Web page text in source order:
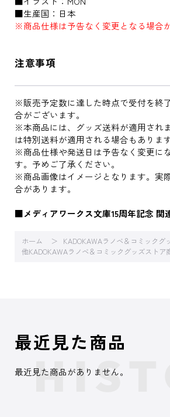
■生産国：日本
※商品仕様は予告なく変更となる場合
注意事項
※販売予定数に達した時点で受付を終
合がございます。
※本商品には、グッズ送料が適用され
は特別送料が適用される場合もあります
※商品仕様や発送日は予告なく変更に
す。予めご了承ください。
※商品画像はイメージとなります。実
合があります。
■メディアワークス文庫15周年記念 関
ホーム KADOKAWAラノベ＆コミックグ
他KADOKAWAラノベ＆コミックグッズストア
最近見た商品
最近見た商品がありません。